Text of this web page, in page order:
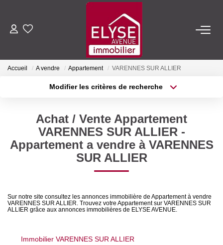
ACHETER
FAIRE GÉRER
NOTRE AGENCE
Qui Sommes-Nous
Nous Rejoindre
Accueil A vendre Appartement VARENNES SUR ALLIER
Modifier les critères de recherche
Sélectionnez...
Type de bien
Surface min
Budget max Plus de critères
Achat / Vente Appartement
VARENNES SUR ALLIER -
Appartement a vendre à VARENNES
SUR ALLIER
Sur notre site consultez les annonces immobilière de Appartement à vendre
VARENNES SUR ALLIER. Trouvez votre Appartement sur VARENNES SUR
ALLIER grâce aux annonces immobilières de ELYSE AVENUE.
Immobilier VARENNES SUR ALLIER